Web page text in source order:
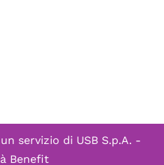
servizio di USB S.p.A. -
Benefit